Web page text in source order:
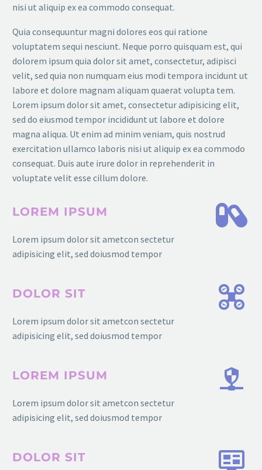
nisi ut aliquip ex ea commodo consequat.
Quia consequuntur magni dolores eos qui ratione
voluptatem sequi nesciunt. Neque porro quisquam est, qui
dolorem ipsum quia dolor sit amet, consectetur, adipisci
velit, sed quia non numquam eius modi tempora incidunt ut
labore et dolore magnam aliquam quaerat volupta tem.
Lorem ipsum dolor sit amet, consectetur adipisicing elit,
sed do eiusmod tempor incididunt ut labore et dolore
magna aliqua. Ut enim ad minim veniam, quis nostrud
exercitation ullamco laboris nisi ut aliquip ex ea commodo
consequat. Duis aute irure dolor in reprehenderit in
voluptate velit esse cillum dolore.
LOREM IPSUM
Lorem ipsum dolor sit ametcon sectetur
adipisicing elit, sed doiusmod tempor
DOLOR SIT
Lorem ipsum dolor sit ametcon sectetur
adipisicing elit, sed doiusmod tempor
LOREM IPSUM
Lorem ipsum dolor sit ametcon sectetur
adipisicing elit, sed doiusmod tempor
DOLOR SIT